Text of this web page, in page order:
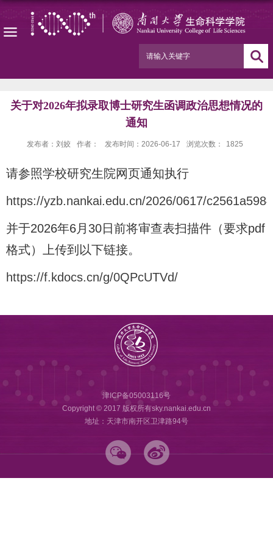
关于对2026年拟录取博士研究生函调政治思想情况的
通知
发布者：刘姣 作者： 发布时间：2026-06-17 浏览次数： 1825
请参照学校研究生院网页通知执行
https://yzb.nankai.edu.cn/2026/0617/
并于2026年6月30日前将审查表扫描件（要求pdf
格式）上传到以下链接。
https://f.kdocs.cn/g/0QPcUTVd/
津ICP备05003116号
Copyright © 2017 版权所有sky.nankai.edu.cn
地址：天津市南开区卫津路94号